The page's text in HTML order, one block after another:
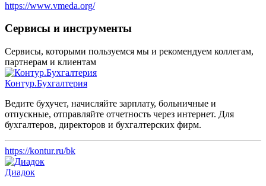
https://www.vmeda.org/
Сервисы и инструменты
Сервисы, которыми пользуемся мы и рекомендуем коллегам,
партнерам и клиентам
Контур.Бухгалтерия
Ведите бухучет, начисляйте зарплату, больничные и
отпускные, отправляйте отчетность через интернет. Для
бухгалтеров, директоров и бухгалтерских фирм.
https://kontur.ru/bk
Диадок